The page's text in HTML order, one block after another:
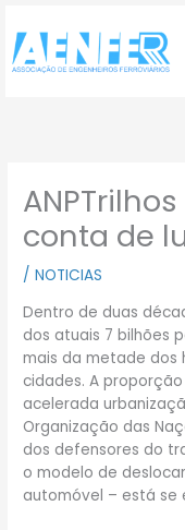
para
conteúdo
conta de
/NOTICIAS
Dentro de duas
dos atuais 7 bilhões
mais da metade dos
cidades. A
acelerada
Organização das
dos defensores do
o modelo de
automóvel – está se